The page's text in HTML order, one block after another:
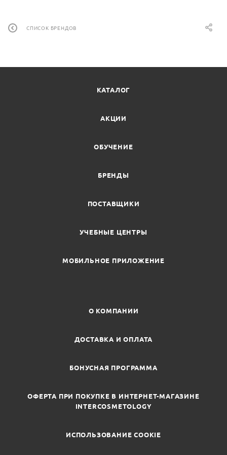
СПИСОК БРЕНДОВ
КАТАЛОГ
АКЦИИ
ОБУЧЕНИЕ
БРЕНДЫ
ПОСТАВЩИКИ
УЧЕБНЫЕ ЦЕНТРЫ
МОБИЛЬНОЕ ПРИЛОЖЕНИЕ
О КОМПАНИИ
ДОСТАВКА И ОПЛАТА
БОНУСНАЯ ПРОГРАММА
ОФЕРТА ПРИ ПОКУПКЕ В ИНТЕРНЕТ-МАГАЗИНЕ
INTERCOSMETOLOGY
ИСПОЛЬЗОВАНИЕ COOKIE